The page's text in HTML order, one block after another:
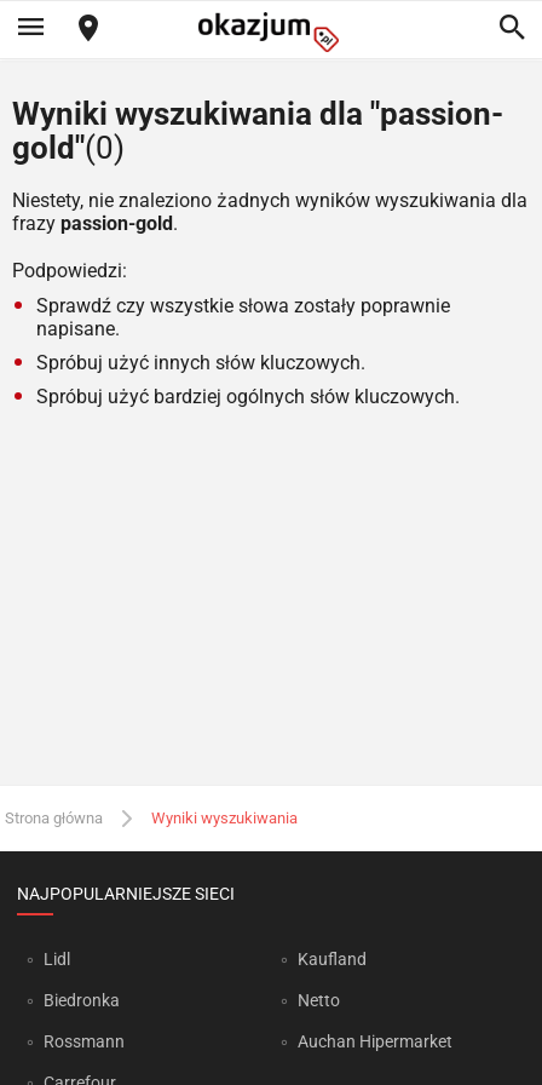
Wyniki wyszukiwania dla "passion-
gold"(0)
Niestety, nie znaleziono żadnych wyników wyszukiwania dla
frazy passion-gold.
Podpowiedzi:
Sprawdź czy wszystkie słowa zostały poprawnie
napisane.
Spróbuj użyć innych słów kluczowych.
Spróbuj użyć bardziej ogólnych słów kluczowych.
Strona główna Wyniki wyszukiwania
NAJPOPULARNIEJSZE SIECI
Lidl
Biedronka
Rossmann
Kaufland
Netto
Auchan Hipermarket